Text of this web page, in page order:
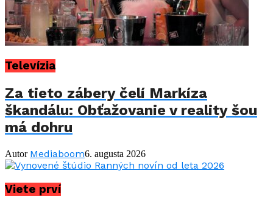
Televízia
Za tieto zábery čelí Markíza
škandálu: Obťažovanie v reality šou
má dohru
Autor Mediaboom6. augusta 2026
Viete prví